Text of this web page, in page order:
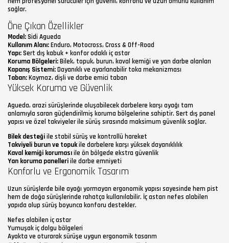
sağlar.
Öne Çıkan Özellikler
Model:Sidi Agueda
Kullanım Alanı:Enduro, Motocross, Cross & Off-Road
Yapı:Sert dış kabuk + konfor odaklı iç astar
Koruma Bölgeleri:Bilek, topuk, burun, kaval kemiği ve yan darbe alanları
Kapanış Sistemi:Dayanıklı ve ayarlanabilir toka mekanizması
Taban:Kaymaz, dişli ve darbe emici taban
Yüksek Koruma ve Güvenlik
Agueda, arazi sürüşlerinde oluşabilecek darbelere karşı ayağı tam
anlamıyla saran güçlendirilmiş koruma bölgelerine sahiptir. Sert dış panel
yapısı ve özel takviyeler ile sürüş sırasında maksimum güvenlik sağlar.
Bilek desteğiile stabil sürüş ve kontrollü hareket
Takviyeli burun ve topukile darbelere karşı yüksek dayanıklılık
Kaval kemiği korumasıile ön bölgede ekstra güvenlik
Yan koruma panelleriile darbe emniyeti
Konforlu ve Ergonomik Tasarım
Uzun sürüşlerde bile ayağı yormayan ergonomik yapısı sayesinde hem pist
hem de doğa sürüşlerinde rahatça kullanılabilir. İç astarı nefes alabilen
yapıda olup sürüş boyunca konforu destekler.
Nefes alabilen iç astar
Yumuşak iç dolgu bölgeleri
Ayakta ve oturarak sürüşe uygun ergonomik tasarım